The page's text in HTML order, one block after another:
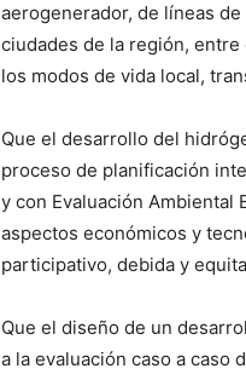
aerogenerador, de líneas
ciudades de la región,
los modos de vida local,
Que el desarrollo del
proceso de planificación
y con Evaluación Ambiental
aspectos económicos y
participativo, debida y
Que el diseño de un
a la evaluación caso a caso